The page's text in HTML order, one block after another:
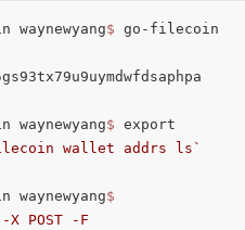
$ go-filecoin
$
wallet addrs ls`
POST -F